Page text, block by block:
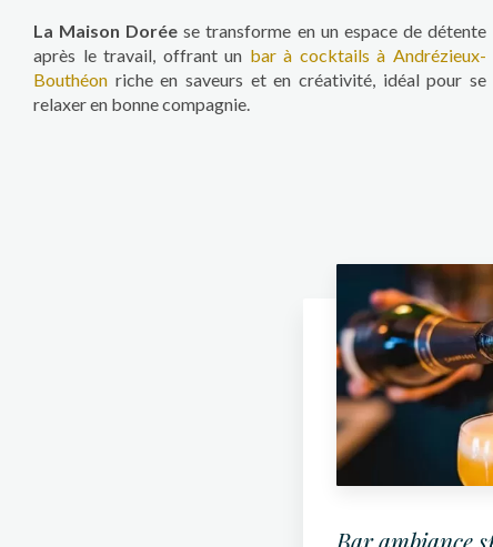
La Maison Dorée se transforme en un espace de détente
après le travail, offrant un bar à cocktails à Andrézieux-
Bouthéon riche en saveurs et en créativité, idéal pour se
relaxer en bonne compagnie.
Bar ambiance